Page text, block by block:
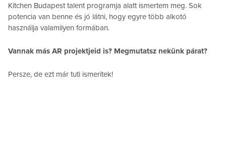
Kitchen Budapest talent programja alatt ismertem meg. Sok
potencia van benne és jó látni, hogy egyre több alkotó
használja valamilyen formában.
Vannak más AR projektjeid is? Megmutatsz nekünk párat?
Persze, de ezt már tuti ismeritek!